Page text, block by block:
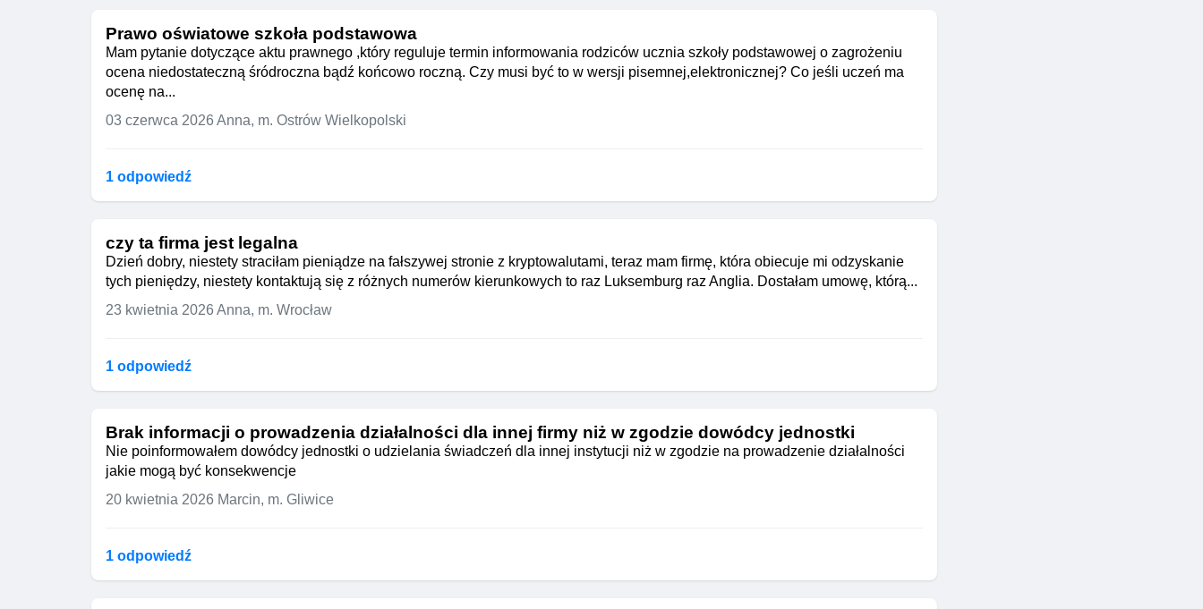
Prawo oświatowe szkoła podstawowa
Mam pytanie dotyczące aktu prawnego ,który reguluje termin informowania rodziców ucznia szkoły podstawowej o zagrożeniu
ocena niedostateczną śródroczna bądź końcowo roczną. Czy musi być to w wersji pisemnej,elektronicznej? Co jeśli uczeń ma
ocenę na...
03 czerwca 2026 Anna, m. Ostrów Wielkopolski
1 odpowiedź
czy ta firma jest legalna
Dzień dobry, niestety straciłam pieniądze na fałszywej stronie z kryptowalutami, teraz mam firmę, która obiecuje mi odzyskanie
tych pieniędzy, niestety kontaktują się z różnych numerów kierunkowych to raz Luksemburg raz Anglia. Dostałam umowę, którą...
23 kwietnia 2026 Anna, m. Wrocław
1 odpowiedź
Brak informacji o prowadzenia działalności dla innej firmy niż w zgodzie dowódcy jednostki
Nie poinformowałem dowódcy jednostki o udzielania świadczeń dla innej instytucji niż w zgodzie na prowadzenie działalności
jakie mogą być konsekwencje
20 kwietnia 2026 Marcin, m. Gliwice
1 odpowiedź